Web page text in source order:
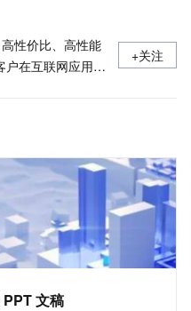
性价比、高性能
户在互联网应用、
。
+关注
文稿